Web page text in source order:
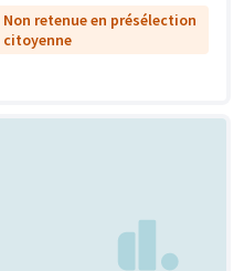
Non retenue en présélection
citoyenne